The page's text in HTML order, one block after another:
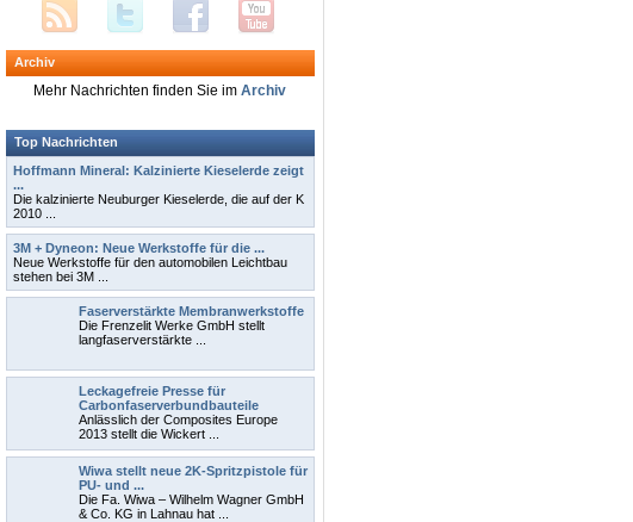
Archiv
Mehr Nachrichten finden Sie im Archiv
Top Nachrichten
Hoffmann Mineral: Kalzinierte Kieselerde zeigt
...
Die kalzinierte Neuburger Kieselerde, die auf der K
2010 ...
3M + Dyneon: Neue Werkstoffe für die ...
Neue Werkstoffe für den automobilen Leichtbau
stehen bei 3M ...
Faserverstärkte Membranwerkstoffe
Die Frenzelit Werke GmbH stellt
langfaserverstärkte ...
Leckagefreie Presse für
Carbonfaserverbundbauteile
Anlässlich der Composites Europe
2013 stellt die Wickert ...
Wiwa stellt neue 2K-Spritzpistole für
PU- und ...
Die Fa. Wiwa – Wilhelm Wagner GmbH
& Co. KG in Lahnau hat ...